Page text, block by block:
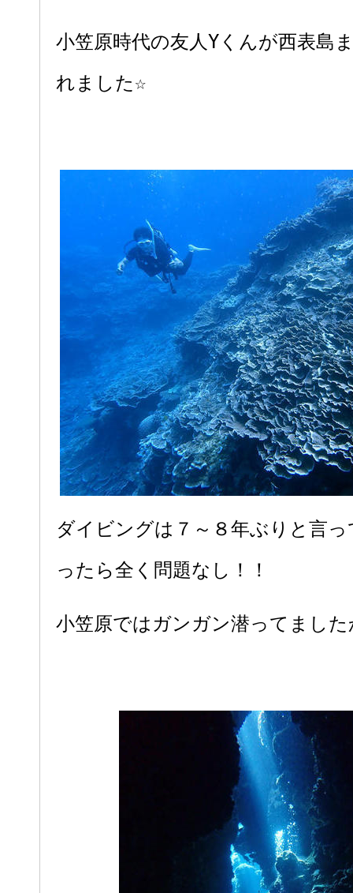
小笠原時代の友人Yくんが西表島
れました☆
ダイビングは７～８年ぶりと言
ったら全く問題なし！！
小笠原ではガンガン潜ってまし